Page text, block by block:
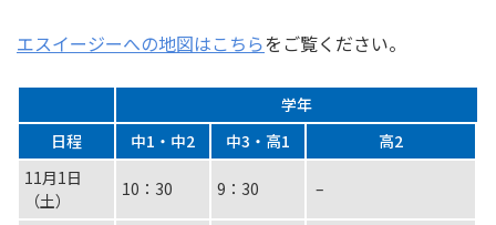
エスイージーへの地図はこちらをご覧ください。
学年
日程
中1・中2 中3・高1
高2
11月1日
（土）
10：30 9：30 –